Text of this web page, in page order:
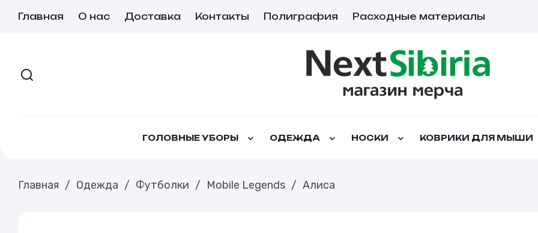
Главная О нас Доставка Контакты Полиграфия Расходные материалы
ГОЛОВНЫЕ УБОРЫ ОДЕЖДА НОСКИ КОВРИКИ ДЛЯ МЫШИ
Главная / Одежда / Футболки / Mobile Legends / Алиса